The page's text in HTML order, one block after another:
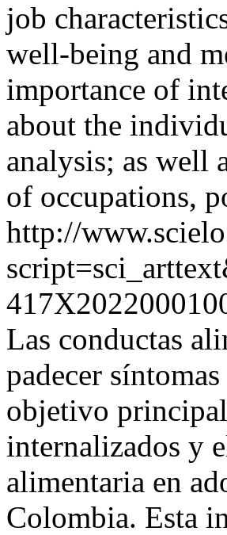
job
well-being and
importance of
about the
analysis; as well
of occupations,
http://
Las conductas
padecer
objetivo
internalizados y
alimentaria en
Colombia. Esta